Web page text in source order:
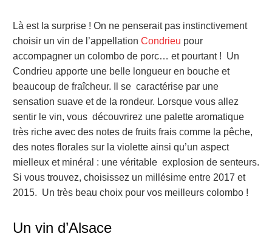
Là est la surprise ! On ne penserait pas instinctivement
choisir un vin de l’appellation Condrieu pour
accompagner un colombo de porc… et pourtant ! Un
Condrieu apporte une belle longueur en bouche et
beaucoup de fraîcheur. Il se caractérise par une
sensation suave et de la rondeur. Lorsque vous allez
sentir le vin, vous découvrirez une palette aromatique
très riche avec des notes de fruits frais comme la pêche,
des notes florales sur la violette ainsi qu’un aspect
mielleux et minéral : une véritable explosion de senteurs.
Si vous trouvez, choisissez un millésime entre 2017 et
2015. Un très beau choix pour vos meilleurs colombo !
Un vin d’Alsace